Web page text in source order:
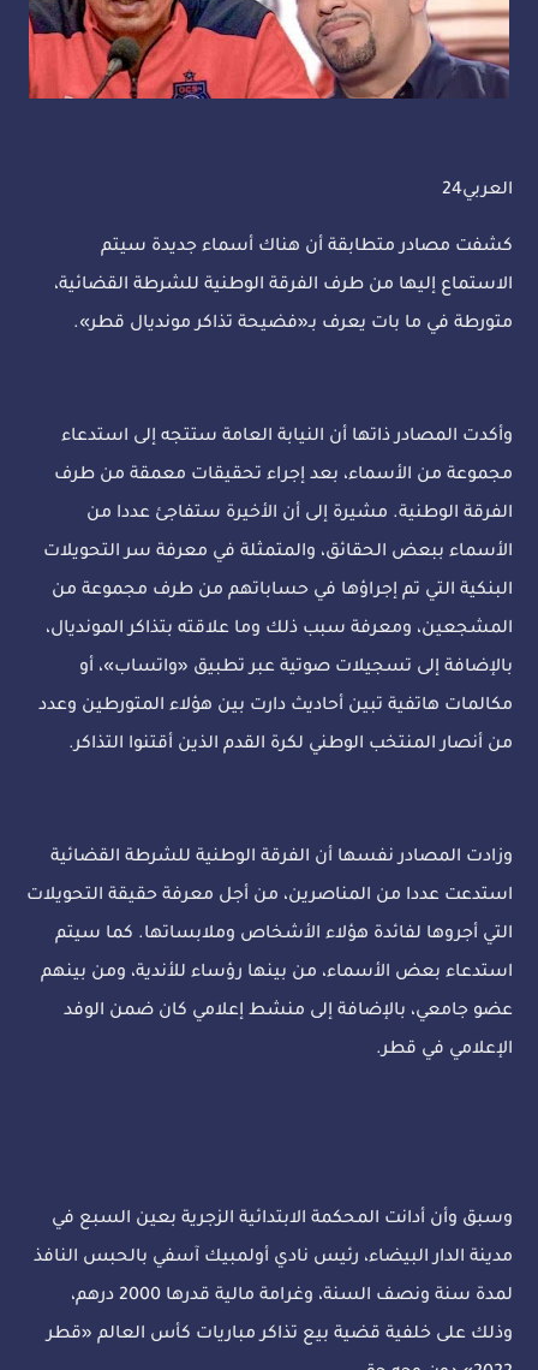
العربي24
كشفت مصادر متطابقة أن هناك أسماء جديدة سيتم
الاستماع إليها من طرف الفرقة الوطنية للشرطة القضائية،
متورطة في ما بات يعرف بـ«فضيحة تذاكر مونديال قطر».
وأكدت المصادر ذاتها أن النيابة العامة ستتجه إلى استدعاء
مجموعة من الأسماء، بعد إجراء تحقيقات معمقة من طرف
الفرقة الوطنية. مشيرة إلى أن الأخيرة ستفاجئ عددا من
الأسماء ببعض الحقائق، والمتمثلة في معرفة سر التحويلات
البنكية التي تم إجراؤها في حساباتهم من طرف مجموعة من
المشجعين، ومعرفة سبب ذلك وما علاقته بتذاكر المونديال،
بالإضافة إلى تسجيلات صوتية عبر تطبيق «واتساب»، أو
مكالمات هاتفية تبين أحاديث دارت بين هؤلاء المتورطين وعدد
من أنصار المنتخب الوطني لكرة القدم الذين أقتنوا التذاكر.
وزادت المصادر نفسها أن الفرقة الوطنية للشرطة القضائية
استدعت عددا من المناصرين، من أجل معرفة حقيقة التحويلات
التي أجروها لفائدة هؤلاء الأشخاص وملابساتها. كما سيتم
استدعاء بعض الأسماء، من بينها رؤساء للأندية، ومن بينهم
عضو جامعي، بالإضافة إلى منشط إعلامي كان ضمن الوفد
الإعلامي في قطر.
وسبق وأن أدانت المحكمة الابتدائية الزجرية بعين السبع في
مدينة الدار البيضاء، رئيس نادي أولمبيك آسفي بالحبس النافذ
لمدة سنة ونصف السنة، وغرامة مالية قدرها 2000 درهم،
وذلك على خلفية قضية بيع تذاكر مباريات كأس العالم «قطر